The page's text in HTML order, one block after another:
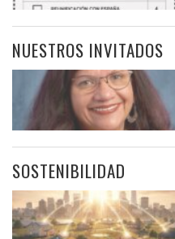
NUESTROS INVITADOS
SOSTENIBILIDAD